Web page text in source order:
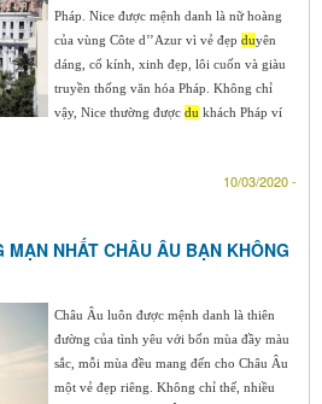
Pháp. Nice được mệnh danh là nữ hoàng
của vùng Côte d’’Azur vì vẻ đẹp duyên
dáng, cổ kính, xinh đẹp, lôi cuốn và giàu
truyền thống văn hóa Pháp. Không chỉ
vậy, Nice thường được du khách Pháp ví
10/03/2020 -
NHẤT CHÂU ÂU BẠN KHÔNG
Châu Âu luôn được mệnh danh là thiên
đường của tình yêu với bốn mùa đầy màu
sắc, mỗi mùa đều mang đến cho Châu Âu
một vẻ đẹp riêng. Không chỉ thế, nhiều